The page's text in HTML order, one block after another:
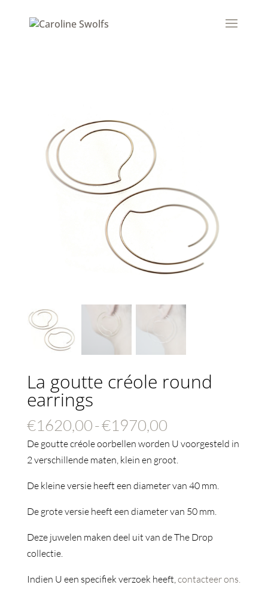
La goutte créole round
earrings
€1620,00-€1970,00Prijsklasse:
€1620,00
tot
De goutte créole oorbellen worden U voorgesteld in
2 verschillende maten, klein en groot.
De kleine versie heeft een diameter van 40 mm.
De grote versie heeft een diameter van 50 mm.
Deze juwelen maken deel uit van de The Drop
collectie.
Indien U een specifiek verzoek heeft,contacteer ons.